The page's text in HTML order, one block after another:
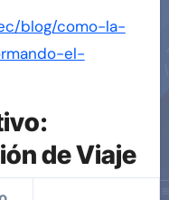
blog/como-la-
el-
de Viaje